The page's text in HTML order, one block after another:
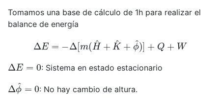
Tomamos una base de cálculo de 1h para realizar el
balance de energía
Δ Δ [ (H^ K^+ ^)] +
Δ E= : Sistema en estado estacionario
Δ ϕ 0 : No hay cambio de altura.